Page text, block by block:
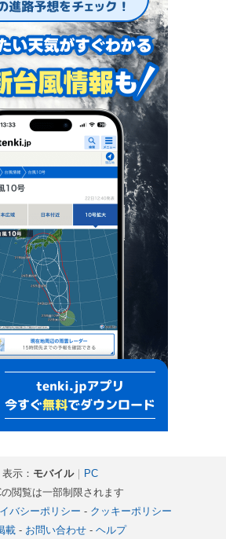
表示： モバイル｜ PC
閲覧は一部制限されます
バシーポリシー - クッキーポリシー
載- お問い合わせ- ヘルプ